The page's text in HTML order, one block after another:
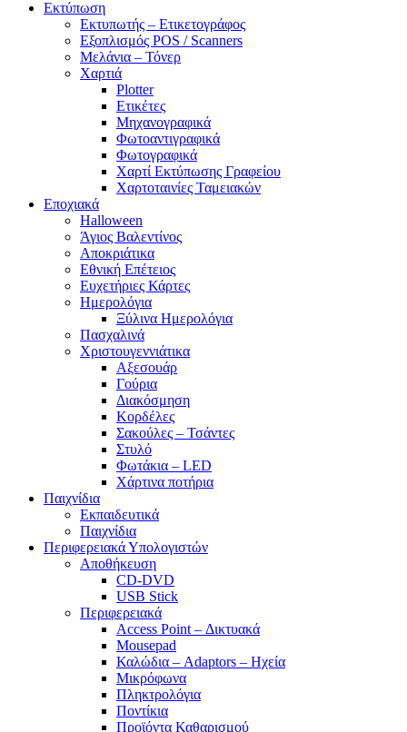
Εκτύπωση
Εκτυπωτής – Ετικετογράφος
Εξοπλισμός POS / Scanners
Μελάνια – Τόνερ
Χαρτιά
Plotter
Ετικέτες
Μηχανογραφικά
Φωτοαντιγραφικά
Φωτογραφικά
Χαρτί Εκτύπωσης Γραφείου
Χαρτοταινίες Ταμειακών
Εποχιακά
Halloween
Άγιος Βαλεντίνος
Αποκριάτικα
Εθνική Επέτειος
Ευχετήριες Κάρτες
Ημερολόγια
Ξύλινα Ημερολόγια
Πασχαλινά
Χριστουγεννιάτικα
Αξεσουάρ
Γούρια
Διακόσμηση
Κορδέλες
Σακούλες – Τσάντες
Στυλό
Φωτάκια – LED
Χάρτινα ποτήρια
Παιχνίδια
Εκπαιδευτικά
Παιχνίδια
Περιφερειακά Υπολογιστών
Αποθήκευση
CD-DVD
USB Stick
Περιφερειακά
Access Point – Δικτυακά
Mousepad
Καλώδια – Adaptors – Ηχεία
Μικρόφωνα
Πληκτρολόγια
Ποντίκια
Προϊόντα Καθαρισμού